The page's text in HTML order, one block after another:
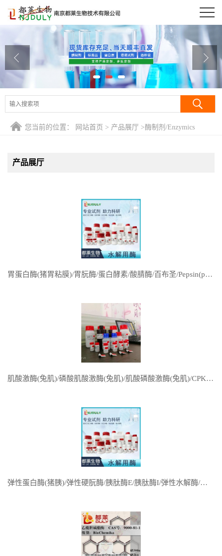
公司介绍
产品展厅
证书荣誉
您当前的位置： 网站首页 > 产品展厅 >酶制剂/Enzymics
产品展厅
胃蛋白酶(猪胃粘膜)/胃朊酶/蛋白酵素/酸腈酶/百布圣/Pepsin(porcine stomach mucose)
肌酸激酶(兔肌)/磷酸肌酸激酶(兔肌)/肌酸磷酸激酶(兔肌)/CPK/Creatine phosphokinase(rabbit muscle)
弹性蛋白酶(猪胰)/弹性硬朊酶/胰肽酶E/胰肽酶I/弹性水解酶/胰弹性酶/弹性酶/Elastase